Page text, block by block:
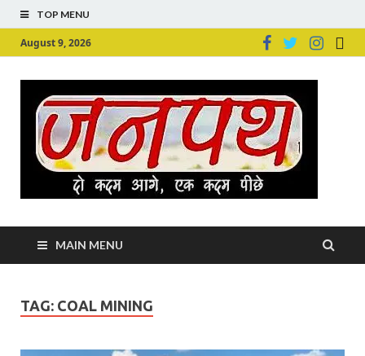
TOP MENU
August 9, 2026
MAIN MENU
TAG: COAL MINING